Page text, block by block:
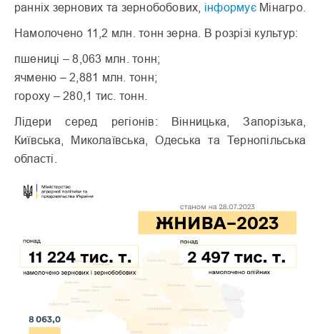
ранніх зернових та зернобобових, інформуєМінагро.
Намолочено 11,2 млн. тонн зерна. В розрізі культур:
пшениці – 8,063 млн. тонн;
ячменю – 2,881 млн. тонн;
гороху – 280,1 тис. тонн.
Лідери серед регіонів: Вінницька, Запорізька,
Київська, Миколаївська, Одеська та Тернопільська
області.